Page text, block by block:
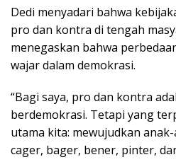
Dedi menyadari bahwa
pro dan kontra di tengah
menegaskan bahwa
wajar dalam demokrasi.
“Bagi saya, pro dan kontra
berdemokrasi. Tetapi yang
utama kita: mewujudkan
cager, bager, bener, pinter,